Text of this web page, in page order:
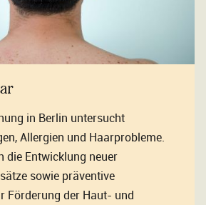
in Berlin untersucht
Allergien und Haarprobleme.
die Entwicklung neuer
sowie präventive
Förderung der Haut- und